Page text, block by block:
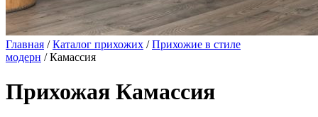
Главная /Каталог прихожих /Прихожие в стиле
модерн / Камассия
Прихожая Камассия